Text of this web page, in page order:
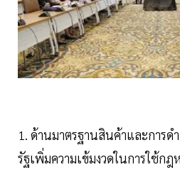
1. ด้านมาตรฐานสินค้าและการด
รัฐเพิ่มความเข้มงวดในการใช้ก